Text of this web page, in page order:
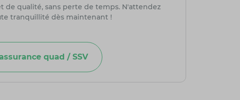
de qualité, sans perte de temps. N'attendez
tranquillité dès maintenant !
quad / SSV